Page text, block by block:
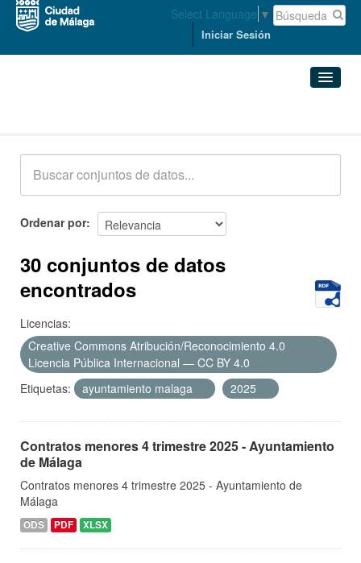
Select Language ▼
Iniciar Sesión
Acerca de
Ordenar por
30 conjuntos de datos
encontrados
Licencias:
Creative Commons Atribución/Reconocimiento 4.0
Licencia Pública Internacional — CC BY 4.0
Etiquetas:
ayuntamiento malaga 2025
Contratos menores 4 trimestre 2025 - Ayuntamiento
de Málaga
Contratos menores 4 trimestre 2025 - Ayuntamiento de
Málaga
ODS PDF XLSX